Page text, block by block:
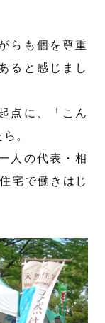
らも個を尊重
ると感じまし
点に、「こん
。
人の代表・相
宅で働きはじ